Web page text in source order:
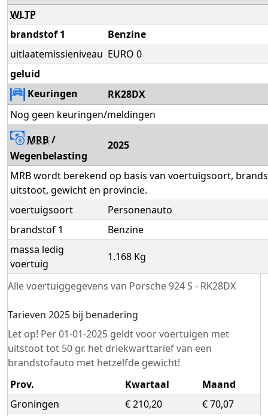
Alle voertuiggegevens van Porsche 924 S - RK28DX
WLTP
brandstof 1
Benzine
uitlaatemissieniveau EURO 0
geluid
Keuringen
RK28DX
Nog geen keuringen/meldingen
MRB /
Wegenbelasting
2025
MRB wordt berekend op basis van voertuigsoort,
uitstoot, gewicht en provincie.
voertuigsoort
Personenauto
brandstof 1
Benzine
massa ledig
voertuig
1.168 Kg
Tarieven 2025 bij benadering
Let op! Per 01-01-2025 geldt voor voertuigen met
uitstoot tot 50 gr. het driekwarttarief van een
brandstofauto met hetzelfde gewicht!
Prov.
Kwartaal
Maand
Groningen
€ 210,20
€ 70,07